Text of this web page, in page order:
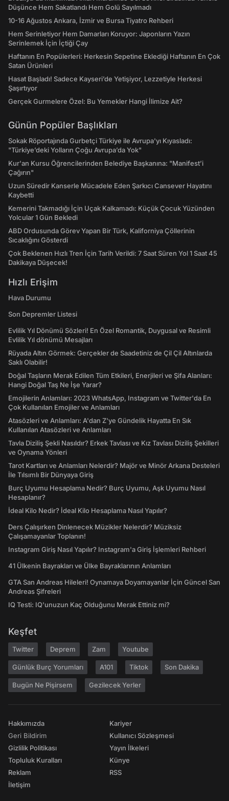
Düşünce Hem Sakatlandı Hem Golü Sayılmadı
10-16 Ağustos Ankara, İzmir ve Bursa Tiyatro Rehberi
Hem Serinletiyor Hem Damarları Koruyor: Japonların Yazın
Serinlemek İçin İçtiği Çay
Haftanın En Popülerleri: Herkesin Sepetine Eklediği Haftanın En Çok
Satan Ürünleri
Hasat Başladı! Sadece Kayseri’de Yetişiyor, Lezzetiyle Herkesi
Şaşırtıyor
Gerçek Gurmelere Özel: Bu Yemekler Hangi İlimize Ait?
Günün Popüler Başlıkları
Sokak Röportajında Gurbetçi Türkiye ile Avrupa'yı Kıyasladı:
"Türkiye’deki Yolların Çoğu Avrupa’da Yok"
Kur'an Kursu Öğrencilerinden Belediye Başkanına: "Manifest’i
Çağırın"
Uzun Süredir Kanserle Mücadele Eden Şarkıcı Cansever Hayatını
Kaybetti
Kemerini Takmadığı İçin Uçak Kalkamadı: Küçük Çocuk Yüzünden
Yolcular 1 Gün Bekledi
ABD Ordusunda Görev Yapan Bir Türk, Kaliforniya Çöllerinin
Sıcaklığını Gösterdi
Çok Beklenen Hızlı Tren İçin Tarih Verildi: 7 Saat Süren Yol 1 Saat 45
Dakikaya Düşecek!
Hızlı Erişim
Hava Durumu
Son Depremler Listesi
Evlilik Yıl Dönümü Sözleri! En Özel Romantik, Duygusal ve Resimli
Evlilik Yıl dönümü Mesajları
Rüyada Altın Görmek: Gerçekler de Saadetiniz de Çil Çil Altınlarda
Saklı Olabilir!
Doğal Taşların Merak Edilen Tüm Etkileri, Enerjileri ve Şifa Alanları:
Hangi Doğal Taş Ne İşe Yarar?
Emojilerin Anlamları: 2023 WhatsApp, Instagram ve Twitter'da En
Çok Kullanılan Emojiler ve Anlamları
Atasözleri ve Anlamları: A'dan Z'ye Gündelik Hayatta En Sık
Kullanılan Atasözleri ve Anlamları
Tavla Diziliş Şekli Nasıldır? Erkek Tavlası ve Kız Tavlası Diziliş Şekilleri
ve Oynama Yönleri
Tarot Kartları ve Anlamları Nelerdir? Majör ve Minör Arkana Desteleri
İle Tılsımlı Bir Dünyaya Giriş
Burç Uyumu Hesaplama Nedir? Burç Uyumu, Aşk Uyumu Nasıl
Hesaplanır?
İdeal Kilo Nedir? İdeal Kilo Hesaplama Nasıl Yapılır?
Ders Çalışırken Dinlenecek Müzikler Nelerdir? Müziksiz
Çalışamayanlar Toplanın!
Instagram Giriş Nasıl Yapılır? Instagram'a Giriş İşlemleri Rehberi
41 Ülkenin Bayrakları ve Ülke Bayraklarının Anlamları
GTA San Andreas Hileleri! Oynamaya Doyamayanlar İçin Güncel San
Andreas Şifreleri
IQ Testi: IQ'unuzun Kaç Olduğunu Merak Ettiniz mi?
Keşfet
Twitter Deprem Zam Youtube
Günlük Burç Yorumları A101 Tiktok Son Dakika
Bugün Ne Pişirsem Gezilecek Yerler
Hakkımızda
Geri Bildirim
Gizlilik Politikası
Topluluk Kuralları
Reklam
İletişim
Kariyer
Kullanıcı Sözleşmesi
Yayın İlkeleri
Künye
RSS